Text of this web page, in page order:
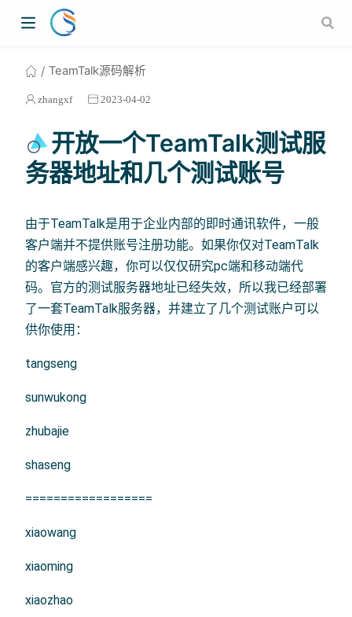
TeamTalk源码解析
zhangxf 2023-04-02
开放一个TeamTalk测试服
务器地址和几个测试账号
由于TeamTalk是用于企业内部的即时通讯软件，一般
客户端并不提供账号注册功能。如果你仅对TeamTalk
的客户端感兴趣，你可以仅仅研究pc端和移动端代
码。官方的测试服务器地址已经失效，所以我已经部署
了一套TeamTalk服务器，并建立了几个测试账户可以
供你使用：
tangseng
sunwukong
zhubajie
shaseng
==================
xiaowang
xiaoming
xiaozhao